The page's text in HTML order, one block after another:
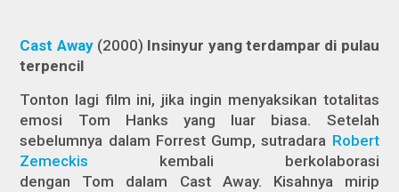
Cast Away(2000) Insinyur yang terdampar di pulau
terpencil
Tonton lagi film ini, jika ingin menyaksikan totalitas
emosi Tom Hanks yang luar biasa. Setelah
sebelumnya dalam Forrest Gump, sutradara Robert
Zemeckis kembali berkolaborasi
dengan Tom dalam Cast Away. Kisahnya mirip